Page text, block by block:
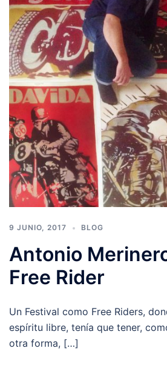
9 JUNIO, 2017 BLOG
Antonio
Free Rider
Un Festival como Free Riders,
espíritu libre, tenía que tener,
otra forma, […]